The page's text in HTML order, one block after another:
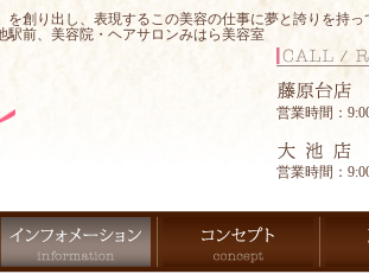
を創り出し、表現するこの美容の仕事に夢と誇りを持
駅前、美容院・ヘアサロンみはら美容室
営業時間：
営業時間：